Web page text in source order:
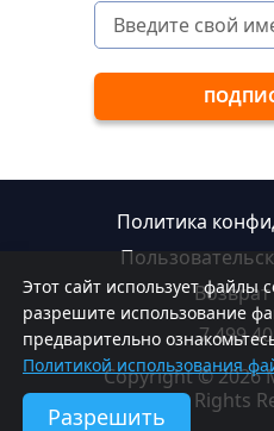
Этот сайт использует файлы
разрешите использование
предварительно
Политикой использования
Разрешить
Политика
7 499
Copyright © 2026
Rights